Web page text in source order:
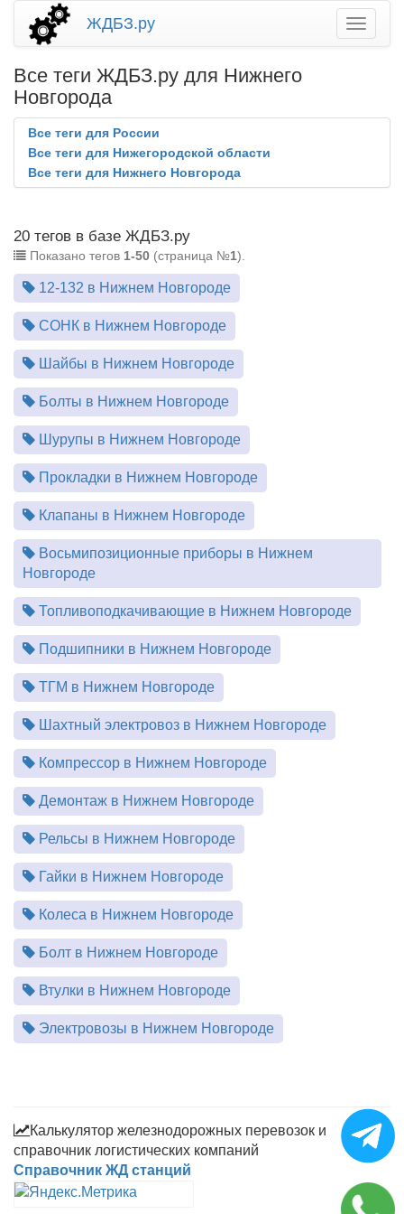
ЖДБЗ.ру
Все теги ЖДБЗ.ру для Нижнего
Новгорода
Все теги для России
Все теги для Нижегородской области
Все теги для Нижнего Новгорода
20 тегов в базе ЖДБЗ.ру
Показано тегов 1-50 (страница №1).
12-132 в Нижнем Новгороде
СОНК в Нижнем Новгороде
Шайбы в Нижнем Новгороде
Болты в Нижнем Новгороде
Шурупы в Нижнем Новгороде
Прокладки в Нижнем Новгороде
Клапаны в Нижнем Новгороде
Восьмипозиционные приборы в Нижнем
Новгороде
Топливоподкачивающие в Нижнем Новгороде
Подшипники в Нижнем Новгороде
ТГМ в Нижнем Новгороде
Шахтный электровоз в Нижнем Новгороде
Компрессор в Нижнем Новгороде
Демонтаж в Нижнем Новгороде
Рельсы в Нижнем Новгороде
Гайки в Нижнем Новгороде
Колеса в Нижнем Новгороде
Болт в Нижнем Новгороде
Втулки в Нижнем Новгороде
Электровозы в Нижнем Новгороде
Калькулятор железнодорожных перевозок и
справочник логистических компаний
Справочник ЖД станций